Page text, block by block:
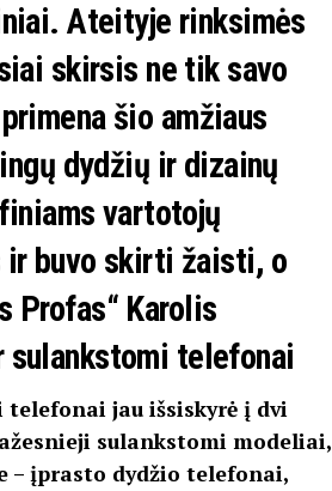
Ateityje rinksimės
skirsis ne tik savo
šio amžiaus
dydžių ir dizainų
vartotojų
ir buvo skirti žaisti, o
Profas“ Karolis
sulankstomi telefonai
jau išsiskyrė į dvi
sulankstomi modeliai,
– įprasto dydžio telefonai,